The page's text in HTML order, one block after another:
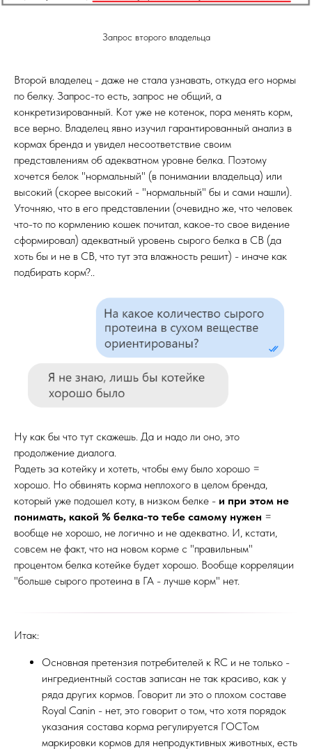
Запрос второго владельца
Второй владелец - даже не стала узнавать, откуда его нормы
по белку. Запрос-то есть, запрос не общий, а
конкретизированный. Кот уже не котенок, пора менять корм,
все верно. Владелец явно изучил гарантированный анализ в
кормах бренда и увидел несоответствие своим
представлениям об адекватном уровне белка. Поэтому
хочется белок "нормальный" (в понимании владельца) или
высокий (скорее высокий - "нормальный" бы и сами нашли).
Уточняю, что в его представлении (очевидно же, что человек
что-то по кормлению кошек почитал, какое-то свое видение
сформировал) адекватный уровень сырого белка в СВ (да
хоть бы и не в СВ, что тут эта влажность решит) - иначе как
подбирать корм?..
Ну как бы что тут скажешь. Да и надо ли оно, это
продолжение диалога.
Радеть за котейку и хотеть, чтобы ему было хорошо =
хорошо. Но обвинять корма неплохого в целом бренда,
который уже подошел коту, в низком белке - и при этом не
понимать, какой % белка-то тебе самому нужен =
вообще не хорошо, не логично и не адекватно. И, кстати,
совсем не факт, что на новом корме с "правильным"
процентом белка котейке будет хорошо. Вообще корреляции
"больше сырого протеина в ГА - лучше корм" нет.
Итак:
Основная претензия потребителей к RC и не только -
ингредиентный состав записан не так красиво, как у
ряда других кормов. Говорит ли это о плохом составе
Royal Canin - нет, это говорит о том, что хотя порядок
указания состава корма регулируется ГОСТом
маркировки кормов для непродуктивных животных, есть